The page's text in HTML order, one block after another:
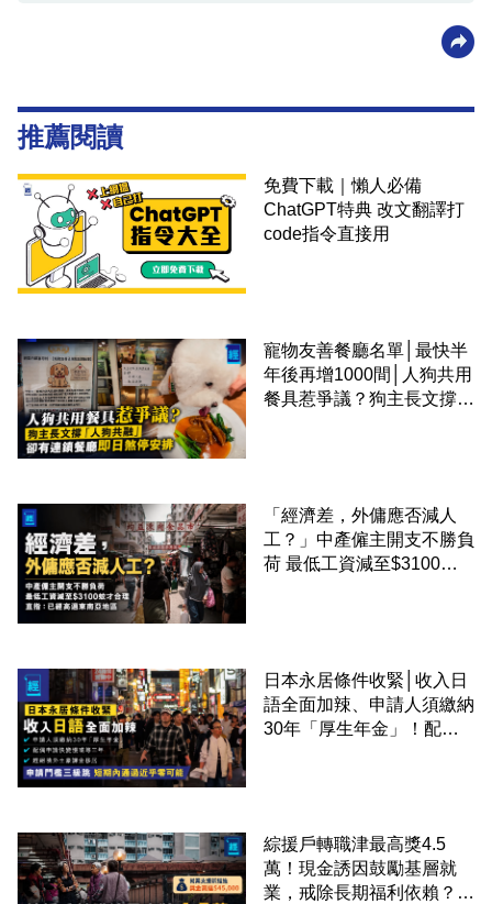
推薦閱讀
免費下載｜懶人必備
ChatGPT特典 改文翻譯打
code指令直接用
寵物友善餐廳名單│最快半
年後再增1000間│人狗共用
餐具惹爭議？狗主長文撐
「經濟差，外傭應否減人
工？」中產僱主開支不勝負
荷 最低工資減至$3100蚊
日本永居條件收緊│收入日
語全面加辣、申請人須繳納
30年「厚生年金」！配偶
綜援戶轉職津最高獎4.5
萬！現金誘因鼓勵基層就
業，戒除長期福利依賴？鄧